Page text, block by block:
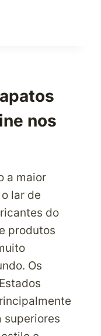
nos
a maior
lar de
do
produtos
Os
superiores